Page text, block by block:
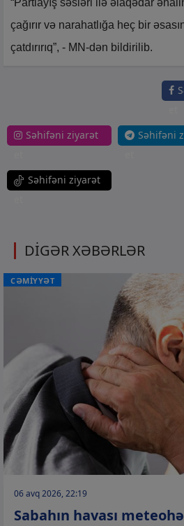
“Partlayış səsləri ilə əlaqədar
çağırır və narahatlığa heç bir
çatdırırıq”, - MN-dən bildirilib.
Səhifəni ziyarət
Səhifəni
Səhifəni ziyarət
DİGƏR XƏBƏRLƏR
CƏMİYYƏT
06 avq 2026, 22:19
Sabahın havası